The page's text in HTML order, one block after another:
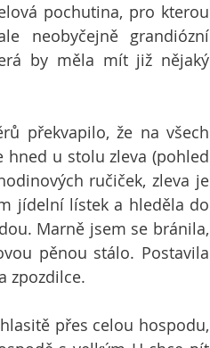
pochutina, pro kterou
neobyčejně grandiózní
by měla mít již nějaký
překvapilo, že na všech
hned u stolu zleva (pohled
ručiček, zleva je
jídelní lístek a hleděla do
Marně jsem se bránila,
pěnou stálo. Postavila
zpozdilce.
přes celou hospodu,